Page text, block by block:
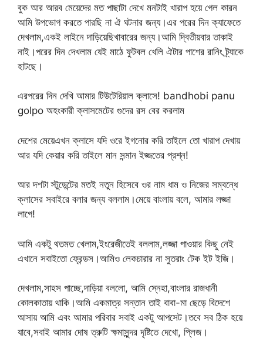
বুক আর আরব মেয়েদের মত পাছাটা দেখে মনটাই খারাপ হয়ে গেল কারন
আমি উপভোগ করতে পারছি না ঐ ঘটনার জন্য।এর পরের দিন ক্যাফেতে
দেখলাম,একই লাইনে দাড়িয়েছিখাবারের জন্য।আমি দ্বিতীয়বার তাকাই
নাই।পরের দিন দেখলাম যেই মাঠে ফুটবল খেলি ঐটার পাশের রানিং ট্র্যাকে
হাটছে।
এরপরের দিন দেখি আমার টিউটেরিয়াল ক্লাসে! bandhobi panu
golpo অহংকারী ক্লাসমেটের গুদের রস বের করলাম
দেশের মেয়েএখন ক্লাসে যদি ওরে ইগনোর করি তাইলে তো খারাপ দেখায়
আর যদি কেয়ার করি তাইলে মান সন্মান ইজ্জতের প্রশ্ন!
আর দশটা স্টুডেন্টের মতই নতুন হিসেবে ওর নাম ধাম ও নিজের সম্বন্ধে
ক্লাসের সবাইরে বলার জন্য বললাম।মেয়ে বাংলায় বলে, আমার লজ্জা
লাগে!
আমি একটু থতমত খেলাম,ইংরেজীতেই বললাম,লজ্জা পাওয়ার কিছু নেই
এখানে সবাইতো ফ্রেন্ডস।আমিও লেকচারার না সুতরাং টেক ইট ইজি।
দেখলাম,সাহস পাচ্ছে,দাড়িয়া বললো, আমি স্নেহা,বাংলার রাজধানী
কোলকাতায় থাকি।আমি একমাত্র সন্তান তাই বাবা-মা ছেড়ে বিদেশে
আসায় আমি এবং আমার পরিবার সবাই একটু আপসেট।তবে সব ঠিক হয়ে
যাবে,সবাই আমার দোষ ত্রুটি ক্ষমাসুন্দর দৃষ্টিতে দেখো, প্লিজ।